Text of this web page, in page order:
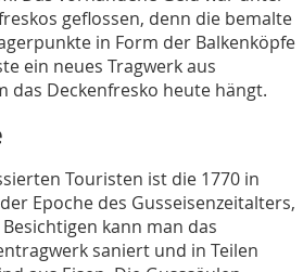
geflossen, denn die bemalte
in Form der Balkenköpfe
ein neues Tragwerk aus
das Deckenfresko heute hängt.
Touristen ist die 1770 in
Epoche des Gusseisenzeitalters,
kann man das
saniert und in Teilen